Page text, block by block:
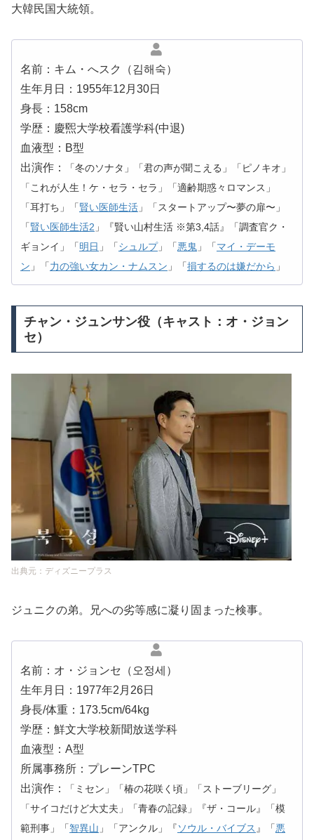
大韓民国大統領。
名前：キム・へスク（김해숙）
生年月日：1955年12月30日
身長：158cm
学歴：慶煕大学校看護学科(中退)
血液型：B型
出演作：
「冬のソナタ」「君の声が聞こえる」「ピノキオ」
「これが人生！ケ・セラ・セラ」「適齢期惑々ロマンス」
「耳打ち」「賢い医師生活 」「スタートアップ〜夢の扉〜」
「賢い医師生活2 」『賢い山村生活 ※第3,4話』「調査官ク・
ギョンイ」「明日 」「シュルプ」「悪鬼 」「マイ・デーモ
ン 」「力の強い女カン・ナムスン 」「損するのは嫌だから 」
チャン・ジュンサン役（キャスト：オ・ジョン
セ）
出典元：ディズニープラス
ジュニクの弟。兄への劣等感に凝り固まった検事。
名前：オ・ジョンセ（오정세）
生年月日：1977年2月26日
身長/体重：173.5cm/64kg
学歴：鮮文大学校新聞放送学科
血液型：A型
所属事務所：プレーンTPC
出演作：
「ミセン」「椿の花咲く頃」「ストーブリーグ」
「サイコだけど大丈夫」「青春の記録」『ザ・コール』「模
範刑事」「智異山 」「アンクル」『ソウル・バイブス 』「悪